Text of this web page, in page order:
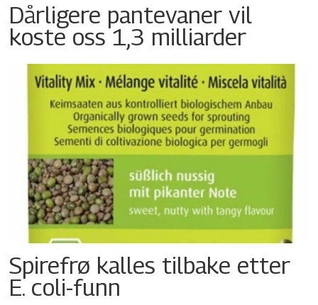
Dårligere pantevaner vil
koste oss 1,3 milliarder
Spirefrø kalles tilbake etter
E. coli-funn